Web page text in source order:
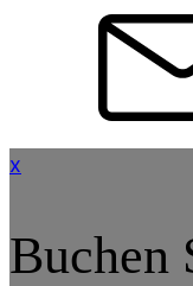
x
Buchen